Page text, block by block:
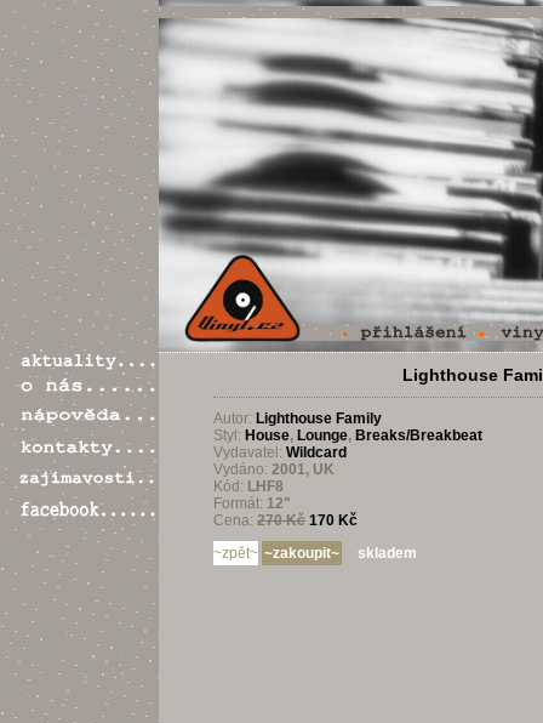
Lighthouse
Autor: Lighthouse Family
Styl: House, Lounge, Breaks/Breakbeat
Vydavatel: Wildcard
Vydáno: 2001, UK
Kód: LHF8
Formát: 12"
Cena: 270 Kč 170 Kč
skladem